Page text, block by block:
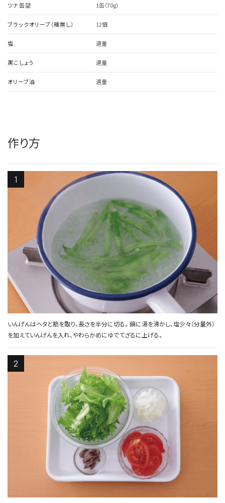
ツナ缶詰 1缶（70g）
ブラックオリーブ（種無し） 12個
塩 適量
黒こしょう 適量
オリーブ油 適量
作り方
いんげんはヘタと筋を取り、長さを半分に切る。鍋に湯を沸かし、塩少々（分量外）
を加えていんげんを入れ、やわらかめにゆでてざるに上げる。